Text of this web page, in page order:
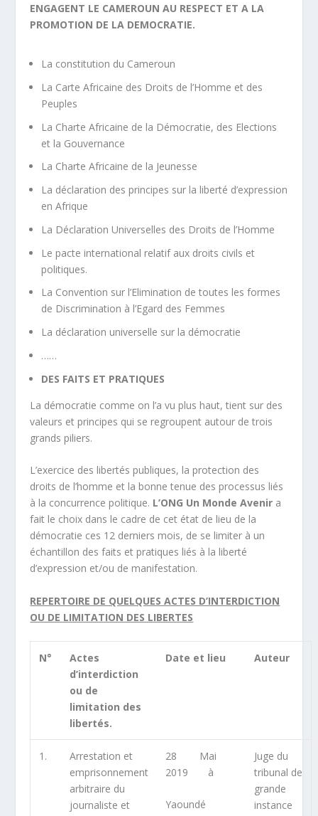
ENGAGENT LE CAMEROUN AU RESPECT ET A LA
PROMOTION DE LA DEMOCRATIE.
La constitution du Cameroun
La Carte Africaine des Droits de l’Homme et des
Peuples
La Charte Africaine de la Démocratie, des Elections
et la Gouvernance
La Charte Africaine de la Jeunesse
La déclaration des principes sur la liberté d’expression
en Afrique
La Déclaration Universelles des Droits de l’Homme
Le pacte international relatif aux droits civils et
politiques.
La Convention sur l’Elimination de toutes les formes
de Discrimination à l’Egard des Femmes
La déclaration universelle sur la démocratie
……
DES FAITS ET PRATIQUES
La démocratie comme on l’a vu plus haut, tient sur des
valeurs et principes qui se regroupent autour de trois
grands piliers.
L’exercice des libertés publiques, la protection des
droits de l’homme et la bonne tenue des processus liés
à la concurrence politique. L’ONG Un Monde Avenir a
fait le choix dans le cadre de cet état de lieu de la
démocratie ces 12 derniers mois, de se limiter à un
échantillon des faits et pratiques liés à la liberté
d’expression et/ou de manifestation.
REPERTOIRE DE QUELQUES ACTES D’INTERDICTION
OU DE LIMITATION DES LIBERTES
N°
Actes
d’interdiction
ou de
limitation des
libertés.
Date et lieu Auteur
1.
Arrestation et
emprisonnement
arbitraire du
journaliste et
28 Mai
2019 à
Yaoundé
Juge du
tribunal de
grande
instance